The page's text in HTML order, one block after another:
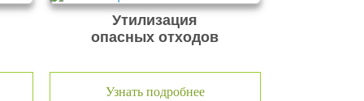
Утилизация
опасных отходов
Узнать подробнее